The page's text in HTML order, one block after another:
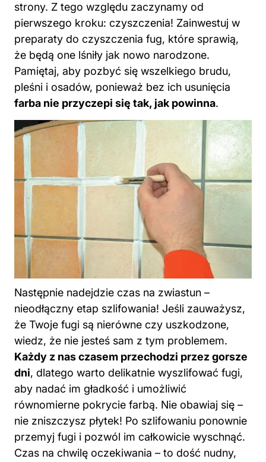
strony. Z tego względu zaczynamy od
pierwszego kroku: czyszczenia! Zainwestuj w
preparaty do czyszczenia fug, które sprawią,
że będą one lśniły jak nowo narodzone.
Pamiętaj, aby pozbyć się wszelkiego brudu,
pleśni i osadów, ponieważ bez ich usunięcia
farba nie przyczepi się tak, jak powinna.
Następnie nadejdzie czas na zwiastun –
nieodłączny etap szlifowania! Jeśli zauważysz,
że Twoje fugi są nierówne czy uszkodzone,
wiedz, że nie jesteś sam z tym problemem.
Każdy z nas czasem przechodzi przez gorsze
dni, dlatego warto delikatnie wyszlifować fugi,
aby nadać im gładkość i umożliwić
równomierne pokrycie farbą. Nie obawiaj się –
nie zniszczysz płytek! Po szlifowaniu ponownie
przemyj fugi i pozwól im całkowicie wyschnąć.
Czas na chwilę oczekiwania – to dość nudny,